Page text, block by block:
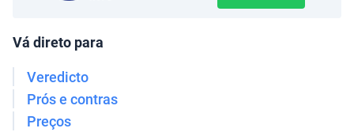
Vá direto para
Veredicto
Prós e contras
Preços